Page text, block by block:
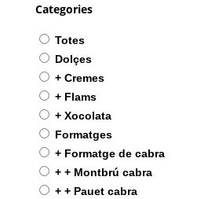
Categories
Totes
Dolçes
+ Cremes
+ Flams
+ Xocolata
Formatges
+ Formatge de cabra
+ + Montbrú cabra
+ + Pauet cabra